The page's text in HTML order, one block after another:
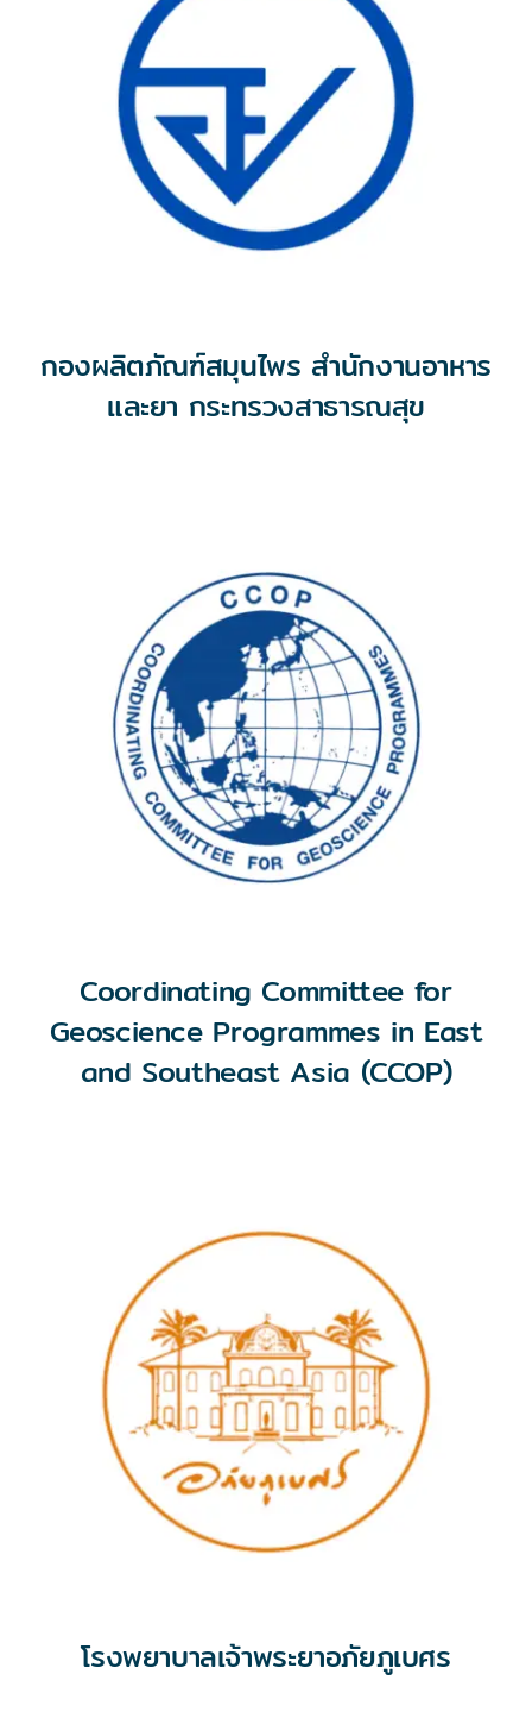
กองผลิตภัณฑ์สมุนไพร สำนักงานอาหาร
และยา กระทรวงสาธารณสุข
Coordinating Committee for
Geoscience Programmes in East
and Southeast Asia (CCOP)
โรงพยาบาลเจ้าพระยาอภัยภูเบศร